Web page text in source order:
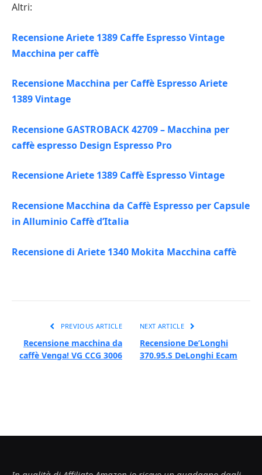
Altri:
Recensione Ariete 1389 Caffe Espresso Vintage
Macchina per caffè
Recensione Macchina per Caffè Espresso Ariete
1389 Vintage
Recensione GASTROBACK 42709 – Macchina per
caffè espresso Design Espresso Pro
Recensione Ariete 1389 Caffè Espresso Vintage
Recensione Macchina da Caffè Espresso per Capsule
in Alluminio Caffè d’Italia
Recensione di Ariete 1340 Mokita Macchina caffè
PREVIOUS ARTICLE
Recensione macchina da
caffè Venga! VG CCG 3006
NEXT ARTICLE
Recensione De’Longhi
370.95.S DeLonghi Ecam